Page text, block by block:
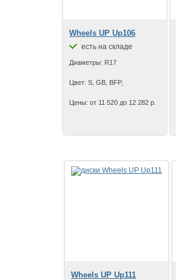
Wheels UP Up106
есть на складе
Диаметры: R17
Цвет: S, GB, BFP,
Цены: от 11 520 до 12 282 р.
Wheels UP Up111